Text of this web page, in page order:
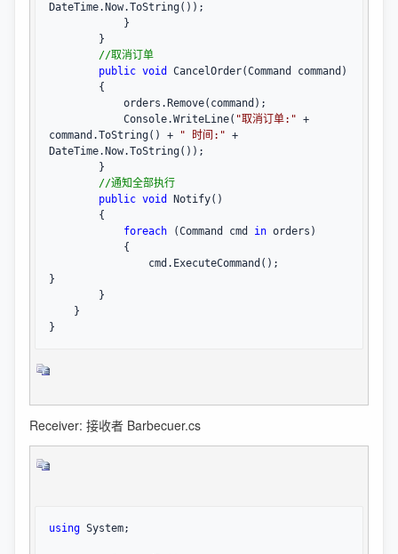
DateTime.Now.ToString());
//取消订单
public void
CancelOrder(Command command)
            Console.WriteLine(
"取消订单: " +
command.ToString() +
" 时间: " +
DateTime.Now.ToString());
//通知全部执行
public void
Notify()
foreach (Command cmd in orders)
}
}
Receiver: 接收者 Barbecuer.cs
using System;